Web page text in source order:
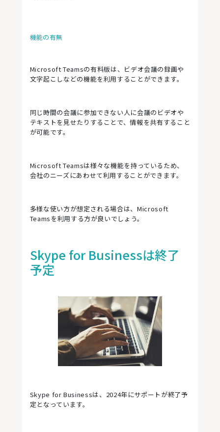
機能の有無
Microsoft Teamsの有料版は、ビデオ会議の録画や
文字起こしなどの機能を利用することができます。
同じ時間の会議に参加できない人に会議のビデオや
テキストを見せたりすることで、情報を共有すること
が可能です。
Microsoft Teamsは様々な機能を持っているため、
会社のニーズにあわせて利用することができます。
多様な使い方が想定される場合は、Microsoft
Teamsを利用する方が良いでしょう。
Skype for Businessは終了
予定
Skype for Businessは、2024年にサポートが終了予
定となっています。